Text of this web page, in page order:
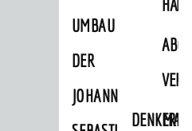
UMBAU
DER
JOHANN-